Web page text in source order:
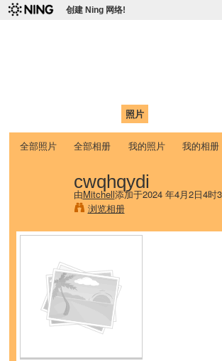
创建 Ning 网络!
照片
全部照片 全部相册 我的照片 我的相册
cwqhqydi
由Mitchell添加于2024 年4月2日4时
浏览相册